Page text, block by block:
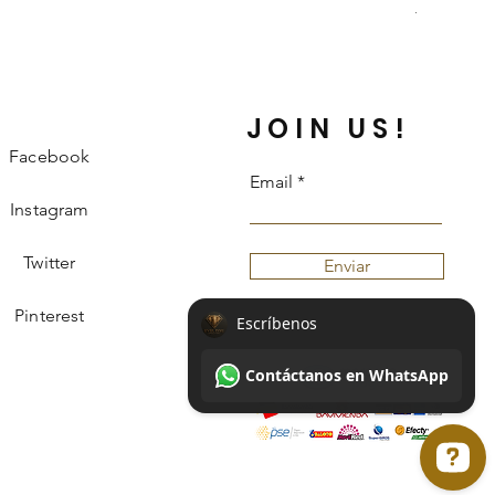
Facebook
Instagram
Twitter
Pinterest
JOIN US!
Email
Enviar